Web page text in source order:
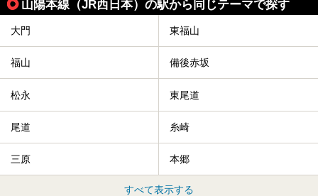
山陽本線（JR西日本）の駅から同じテーマで探す
大門 東福山
福山 備後赤坂
松永 東尾道
尾道 糸崎
三原 本郷
すべて表示する